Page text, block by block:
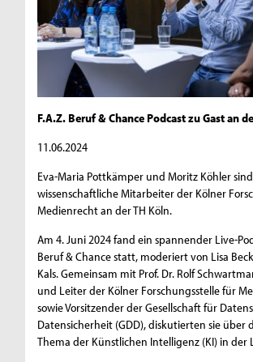
F.A.Z. Beruf & Chance Podcast zu Gast an
11.06.2024
Eva-Maria Pottkämper und Moritz Köhler sind
wissenschaftliche Mitarbeiter der Kölner
Medienrecht an der TH Köln.
Am 4. Juni 2024 fand ein spannender Live-
Beruf & Chance statt, moderiert von Lisa
Kals. Gemeinsam mit Prof. Dr. Rolf
und Leiter der Kölner Forschungsstelle für
sowie Vorsitzender der Gesellschaft für
Datensicherheit (GDD), diskutierten sie über
Thema der Künstlichen Intelligenz (KI) in der